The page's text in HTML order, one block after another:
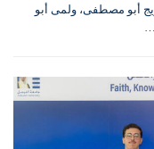
أبو مصطفى، ولمى أبو